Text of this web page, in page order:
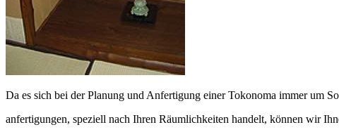
Da es sich bei der Planung und Anfertigung einer Tokonoma immer um
anfertigungen, speziell nach Ihren Räumlichkeiten handelt, können wir